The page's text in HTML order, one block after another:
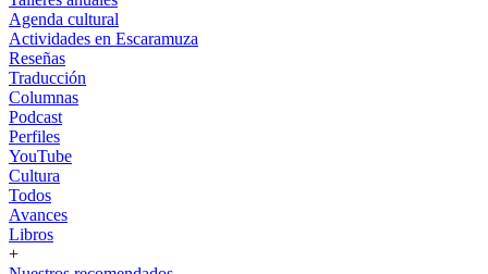
Agenda cultural
Actividades en Escaramuza
Reseñas
Traducción
Columnas
Podcast
Perfiles
YouTube
Cultura
Todos
Avances
Libros
+